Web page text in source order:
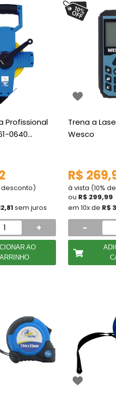
Profissional
0640
desconto)
sem juros
+
AO
Trena a
Wesco
R$
à vista (10%
ou R$ 299,99
em 10x de R$
-